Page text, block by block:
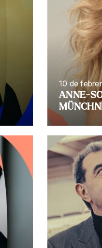
10 de
ANNE-